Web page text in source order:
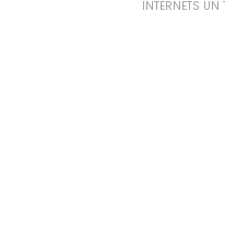
INTERNETS UN